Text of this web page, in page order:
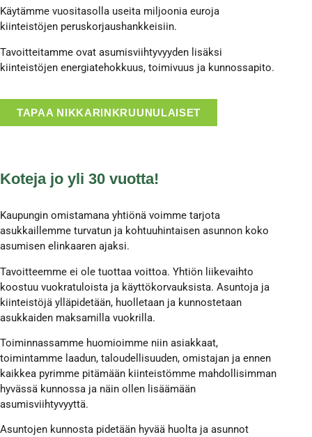
Käytämme vuositasolla useita miljoonia euroja
kiinteistöjen peruskorjaushankkeisiin.
Tavoitteitamme ovat asumisviihtyvyyden lisäksi
kiinteistöjen energiatehokkuus, toimivuus ja kunnossapito.
TAPAA NIKKARINKRUUNULAISET
Koteja jo yli 30 vuotta!
Kaupungin omistamana yhtiönä voimme tarjota
asukkaillemme turvatun ja kohtuuhintaisen asunnon koko
asumisen elinkaaren ajaksi.
Tavoitteemme ei ole tuottaa voittoa. Yhtiön liikevaihto
koostuu vuokratuloista ja käyttökorvauksista. Asuntoja ja
kiinteistöjä ylläpidetään, huolletaan ja kunnostetaan
asukkaiden maksamilla vuokrilla.
Toiminnassamme huomioimme niin asiakkaat,
toimintamme laadun, taloudellisuuden, omistajan ja ennen
kaikkea pyrimme pitämään kiinteistömme mahdollisimman
hyvässä kunnossa ja näin ollen lisäämään
asumisviihtyvyyttä.
Asuntojen kunnosta pidetään hyvää huolta ja asunnot